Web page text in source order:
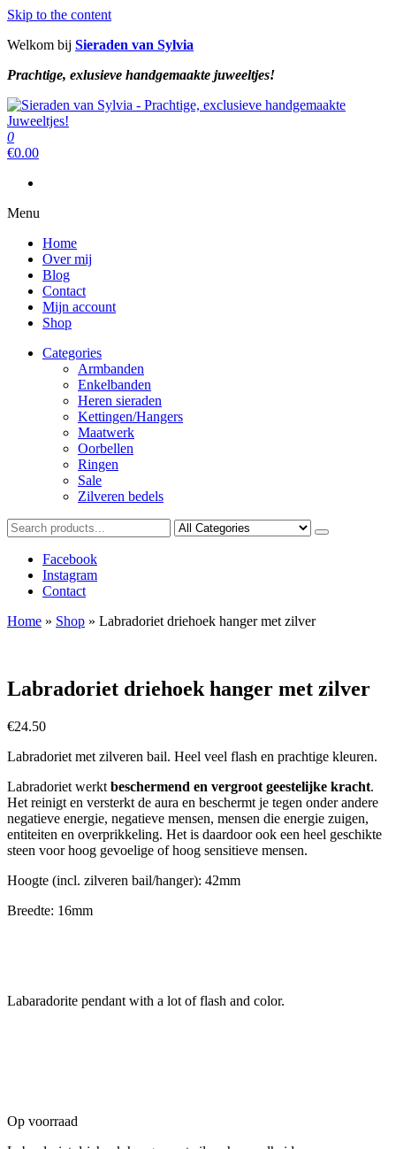
Skip to the content
Welkom bij Sieraden van Sylvia
Prachtige, exlusieve handgemaakte juweeltjes!
Sieraden van Sylvia
Prachtige, exclusieve handgemaakte juweeltjes!
Sieraden van Sylvia
Prachtige, exclusieve handgemaakte juweeltjes!
0
€0.00
Menu
Home
Over mij
Blog
Contact
Mijn account
Shop
Categories
Armbanden
Enkelbanden
Heren sieraden
Kettingen/Hangers
Maatwerk
Oorbellen
Ringen
Sale
Zilveren bedels
Facebook
Instagram
Contact
Home » Shop » Labradoriet driehoek hanger met zilver
Labradoriet driehoek hanger met zilver
€24.50
Labradoriet met zilveren bail. Heel veel flash en prachtige kleuren.
Labradoriet werkt beschermend en vergroot geestelijke kracht.
Het reinigt en versterkt de aura en beschermt je tegen onder andere
negatieve energie, negatieve mensen, mensen die energie zuigen,
entiteiten en overprikkeling. Het is daardoor ook een heel geschikte
steen voor hoog gevoelige of hoog sensitieve mensen.
Hoogte (incl. zilveren bail/hanger): 42mm
Breedte: 16mm
Labaradorite pendant with a lot of flash and color.
Op voorraad